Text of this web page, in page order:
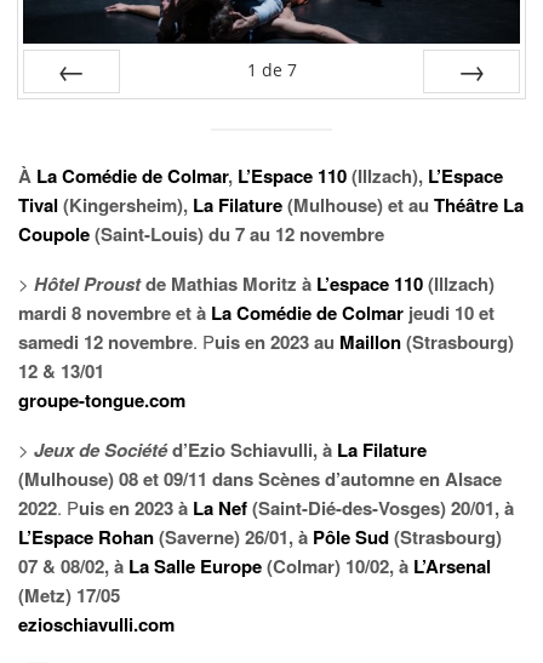
1 de 7
À La Comédie de Colmar, L’Espace 110(Illzach), L’Espace
Tival (Kingersheim), La Filature(Mulhouse) et au Théâtre La
Coupole(Saint-Louis) du 7 au 12 novembre
> Hôtel Proustde Mathias Moritz à L’espace 110(Illzach)
mardi 8 novembre et à La Comédie de Colmar jeudi 10 et
samedi 12 novembre. Puis en 2023 au Maillon(Strasbourg)
12 & 13/01
groupe-tongue.com
> Jeux de Sociétéd’Ezio Schiavulli, à La Filature
(Mulhouse) 08 et 09/11 dans Scènes d’automne en Alsace
2022. Puis en 2023 à La Nef(Saint-Dié-des-Vosges) 20/01, à
L’Espace Rohan(Saverne) 26/01, à Pôle Sud(Strasbourg)
07 & 08/02, à La Salle Europe(Colmar) 10/02, à L’Arsenal
(Metz) 17/05
ezioschiavulli.com